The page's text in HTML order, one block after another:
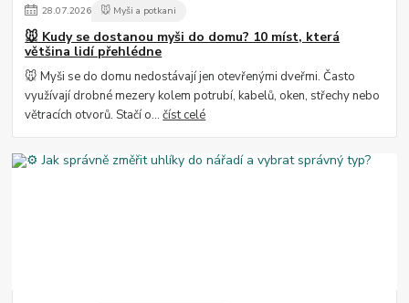
28.07.2026 🐭 Myši a potkani
🐭 Kudy se dostanou myši do domu? 10 míst, která
většina lidí přehlédne
🐭 Myši se do domu nedostávají jen otevřenými dveřmi. Často
využívají drobné mezery kolem potrubí, kabelů, oken, střechy nebo
větracích otvorů. Stačí o...číst celé